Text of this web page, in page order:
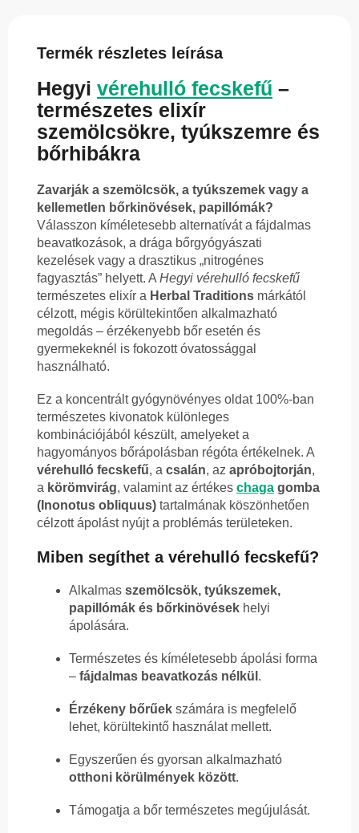
Termék részletes leírása
Hegyi vérehulló fecskefű –
természetes elixír
szemölcsökre, tyúkszemre és
bőrhibákra
Zavarják a szemölcsök, a tyúkszemek vagy a
kellemetlen bőrkinövések, papillómák?
Válasszon kíméletesebb alternatívát a fájdalmas
beavatkozások, a drága bőrgyógyászati
kezelések vagy a drasztikus „nitrogénes
fagyasztás” helyett. A Hegyi vérehulló fecskefű
természetes elixír a Herbal Traditions márkától
célzott, mégis körültekintően alkalmazható
megoldás – érzékenyebb bőr esetén és
gyermekeknél is fokozott óvatossággal
használható.
Ez a koncentrált gyógynövényes oldat 100%-ban
természetes kivonatok különleges
kombinációjából készült, amelyeket a
hagyományos bőrápolásban régóta értékelnek. A
vérehulló fecskefű, a csalán, az apróbojtorján,
a körömvirág, valamint az értékes chaga gomba
(Inonotus obliquus) tartalmának köszönhetően
célzott ápolást nyújt a problémás területeken.
Miben segíthet a vérehulló fecskefű?
Alkalmas szemölcsök, tyúkszemek,
papillómák és bőrkinövések helyi
ápolására.
Természetes és kíméletesebb ápolási forma
– fájdalmas beavatkozás nélkül .
Érzékeny bőrűek számára is megfelelő
lehet, körültekintő használat mellett.
Egyszerűen és gyorsan alkalmazható
otthoni körülmények között.
Támogatja a bőr természetes megújulását.